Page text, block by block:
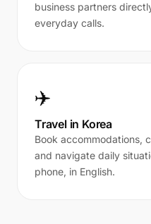
business partners
everyday calls.
✈️
Travel in Korea
Book accommodations,
and navigate daily
phone, in English.